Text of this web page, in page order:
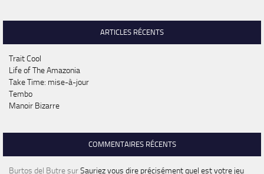
ARTICLES RÉCENTS
Trait Cool
Life of The Amazonia
Take Time: mise-à-jour
Tembo
Manoir Bizarre
COMMENTAIRES RÉCENTS
Burtos del ButresurSauriez vous dire précisément quel est votre jeu